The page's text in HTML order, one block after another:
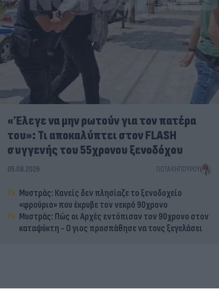
«Έλεγε να μην ρωτούν για τον πατέρα
του»: Τι αποκαλύπτει στον FLASH
συγγενής του 55χρονου ξενοδόχου
05.08.2026 ΓΙΏΤΑ ΚΗΠΟΥΡΟΎ
Μυστράς: Κανείς δεν πλησίαζε το ξενοδοχείο
«φρούριο» που έκρυβε τον νεκρό 90χρονο
Μυστράς: Πώς οι Αρχές εντόπισαν τον 90χρονο στον
καταψύκτη - Ο γιος προσπάθησε να τους ξεγελάσει